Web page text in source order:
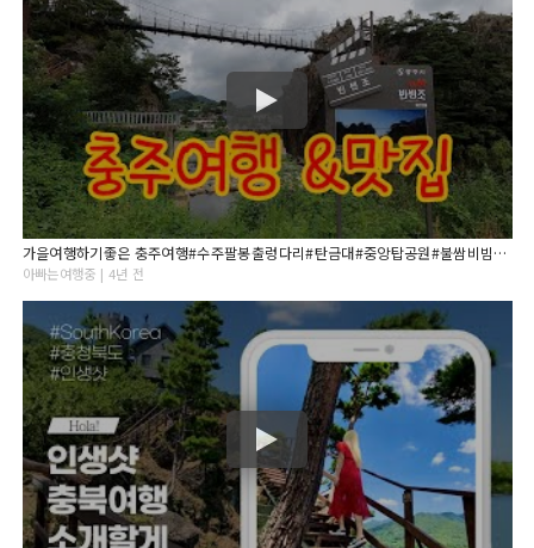
가을여행하기좋은 충주여행#수주팔봉출렁다리#탄금대#중앙탑공원#불쌈비빔국수#충주가볼만한곳#충주맛집#가을여행
아빠는여행중 | 4년 전